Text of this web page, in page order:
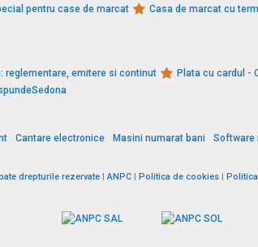
pentru case de marcat Casa de marcat cu
reglementare, emitere si continut
Plata cu cardul -
Cantare electronice Masini numarat bani Software
drepturile rezervate |ANPC Politica de cookies